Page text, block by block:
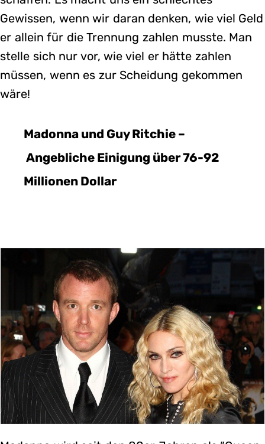
Gewissen, wenn wir daran denken, wie viel Geld
er allein für die Trennung zahlen musste. Man
stelle sich nur vor, wie viel er hätte zahlen
müssen, wenn es zur Scheidung gekommen
wäre!
Madonna und Guy Ritchie –
Angebliche Einigung über 76-92
Millionen Dollar